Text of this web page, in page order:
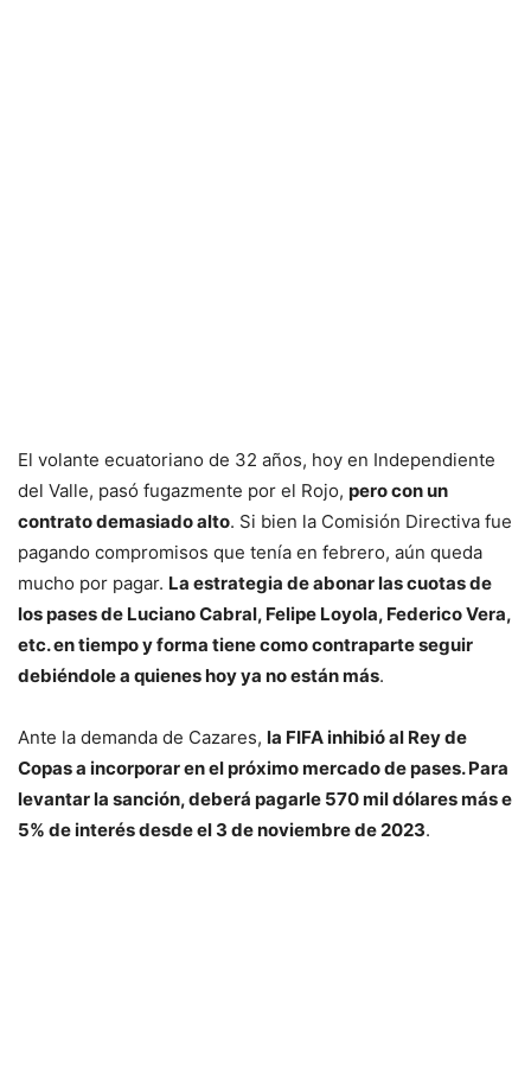
El volante ecuatoriano de 32 años, hoy en Independiente
del Valle, pasó fugazmente por el Rojo, pero con un
contrato demasiado alto. Si bien la Comisión Directiva fue
pagando compromisos que tenía en febrero, aún queda
mucho por pagar. La estrategia de abonar las cuotas de
los pases de Luciano Cabral, Felipe Loyola, Federico Vera,
etc. en tiempo y forma tiene como contraparte seguir
debiéndole a quienes hoy ya no están más.
Ante la demanda de Cazares, la FIFA inhibió al Rey de
Copas a incorporar en el próximo mercado de pases. Para
levantar la sanción, deberá pagarle 570 mil dólares más e
5% de interés desde el 3 de noviembre de 2023.